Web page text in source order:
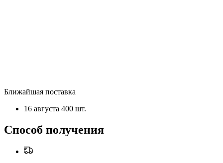
Ближайшая поставка
16 августа 400 шт.
Способ получения